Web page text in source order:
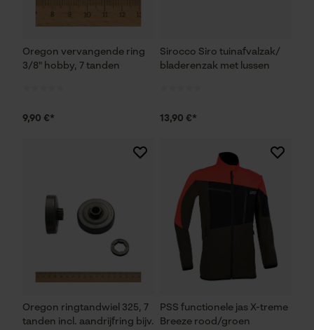
Oregon vervangende ring
3/8" hobby, 7 tanden
9,90 €*
Sirocco Siro tuinafvalzak/
bladerenzak met lussen
13,90 €*
Oregon ringtandwiel 325, 7
tanden incl. aandrijfring bijv.
PSS functionele jas X-treme
Breeze rood/groen
Prestatie en functionele
Cookies
Persoonlijke begroeting
Geo-IP en gebruikersdetectie
Google Maps
Marketing Cookies